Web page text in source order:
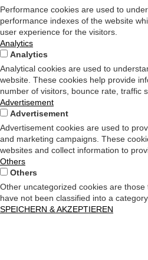
Performance cookies are used to
performance indexes of the website
user experience for the visitors.
Analytics
Analytics
Analytical cookies are used to
website. These cookies help provide
number of visitors, bounce rate, traffic
Advertisement
Advertisement
Advertisement cookies are used to
and marketing campaigns. These
websites and collect information to
Others
Others
Other uncategorized cookies are
have not been classified into a
SPEICHERN & AKZEPTIEREN